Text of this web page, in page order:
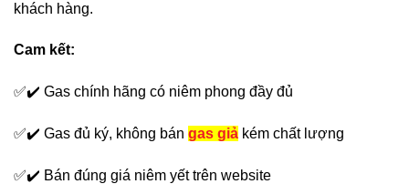
khách hàng.
Cam kết:
✅✔️ Gas chính hãng có niêm phong đầy đủ
✅✔️ Gas đủ ký, không bán gas giả kém chất lượng
✅✔️ Bán đúng giá niêm yết trên website